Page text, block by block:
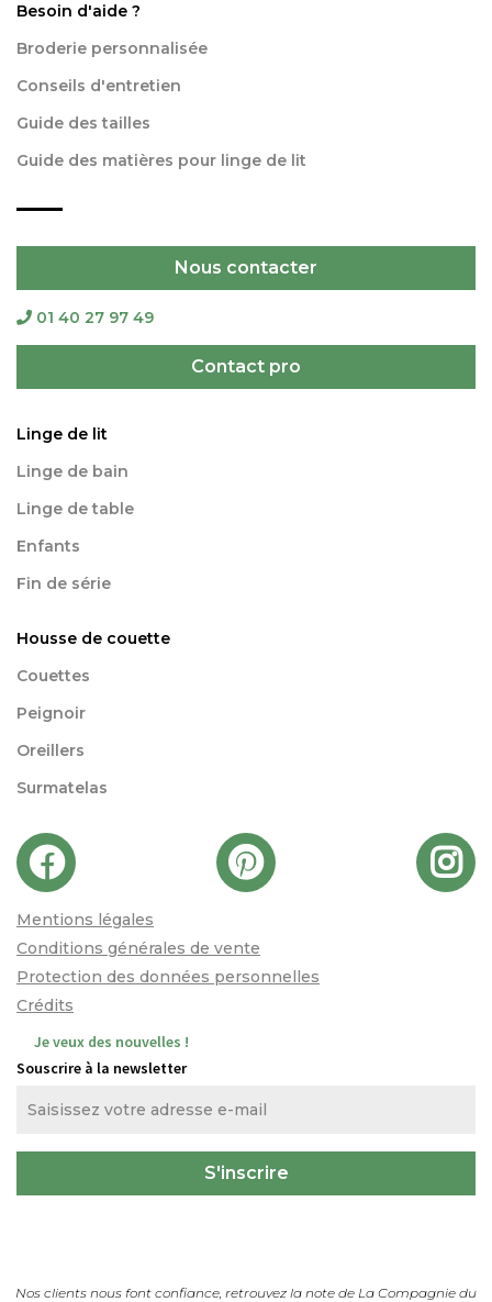
Besoin d'aide ?
Broderie personnalisée
Conseils d'entretien
Guide des tailles
Guide des matières pour linge de lit
Nous contacter
01 40 27 97 49
Contact pro
Linge de lit
Linge de bain
Linge de table
Enfants
Fin de série
Housse de couette
Couettes
Peignoir
Oreillers
Surmatelas
Mentions légales
Conditions générales de vente
Protection des données personnelles
Crédits
Je veux des nouvelles !
Souscrire à la newsletter
Nos clients nous font confiance, retrouvez la note de La Compagnie du